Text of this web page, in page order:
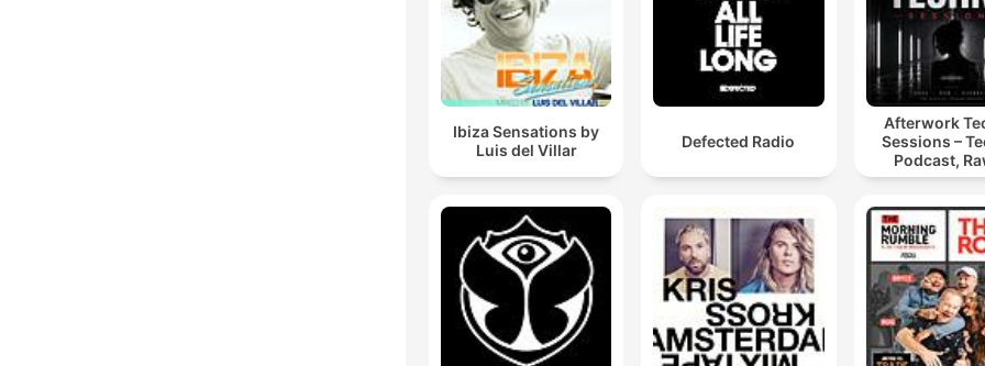
Ibiza Sensations by
Luis del Villar
Defected Radio
Afterwork
Sessions –
Podcast,
Hypnotic